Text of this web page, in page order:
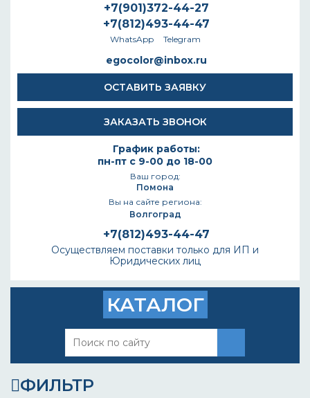
+7(901)372-44-27
+7(812)493-44-47
WhatsApp Telegram
egocolor@inbox.ru
ОСТАВИТЬ ЗАЯВКУ
ЗАКАЗАТЬ ЗВОНОК
График работы:
пн-пт с 9-00 до 18-00
Ваш город:
Помона
Вы на сайте региона:
Волгоград
+7(812)493-44-47
Осуществляем поставки только для ИП и
Юридических лиц
КАТАЛОГ
ФИЛЬТР